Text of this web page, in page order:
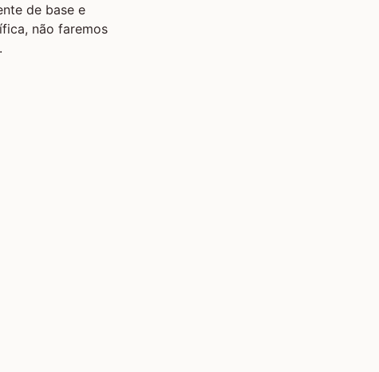
de base e
não faremos